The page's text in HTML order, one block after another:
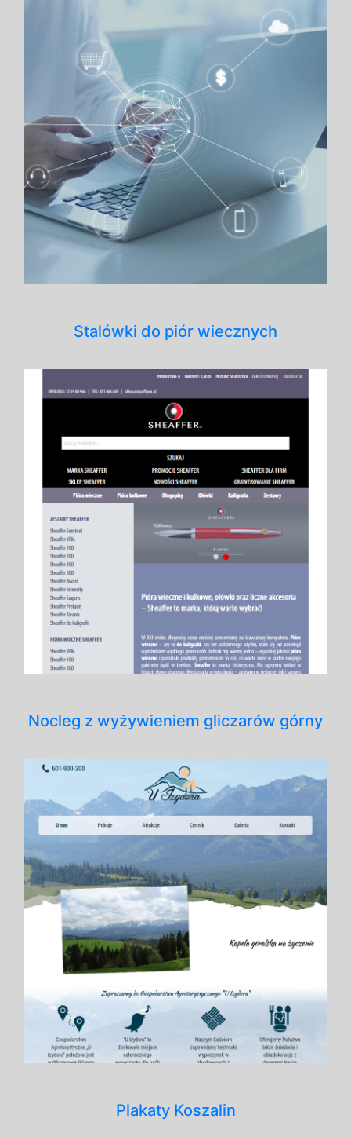
Stalówki do piór wiecznych
Nocleg z wyżywieniem gliczarów górny
Plakaty Koszalin